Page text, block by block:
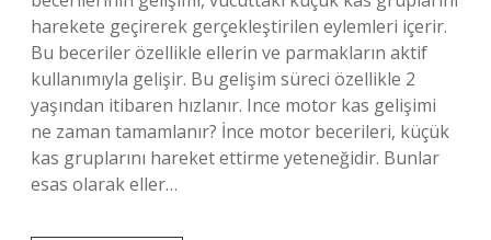
harekete geçirerek gerçekleştirilen eylemleri içerir.
Bu beceriler özellikle ellerin ve parmakların aktif
kullanımıyla gelişir. Bu gelişim süreci özellikle 2
yaşından itibaren hızlanır. Ince motor kas gelişimi
ne zaman tamamlanır? İnce motor becerileri, küçük
kas gruplarını hareket ettirme yeteneğidir. Bunlar
esas olarak eller…